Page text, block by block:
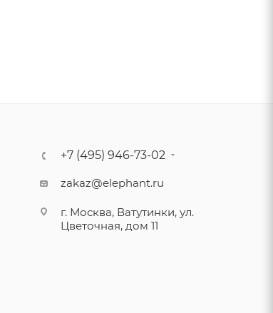
+7 (495) 946-73-02
zakaz@elephant.ru
г. Москва, Ватутинки, ул.
Цветочная, дом 11